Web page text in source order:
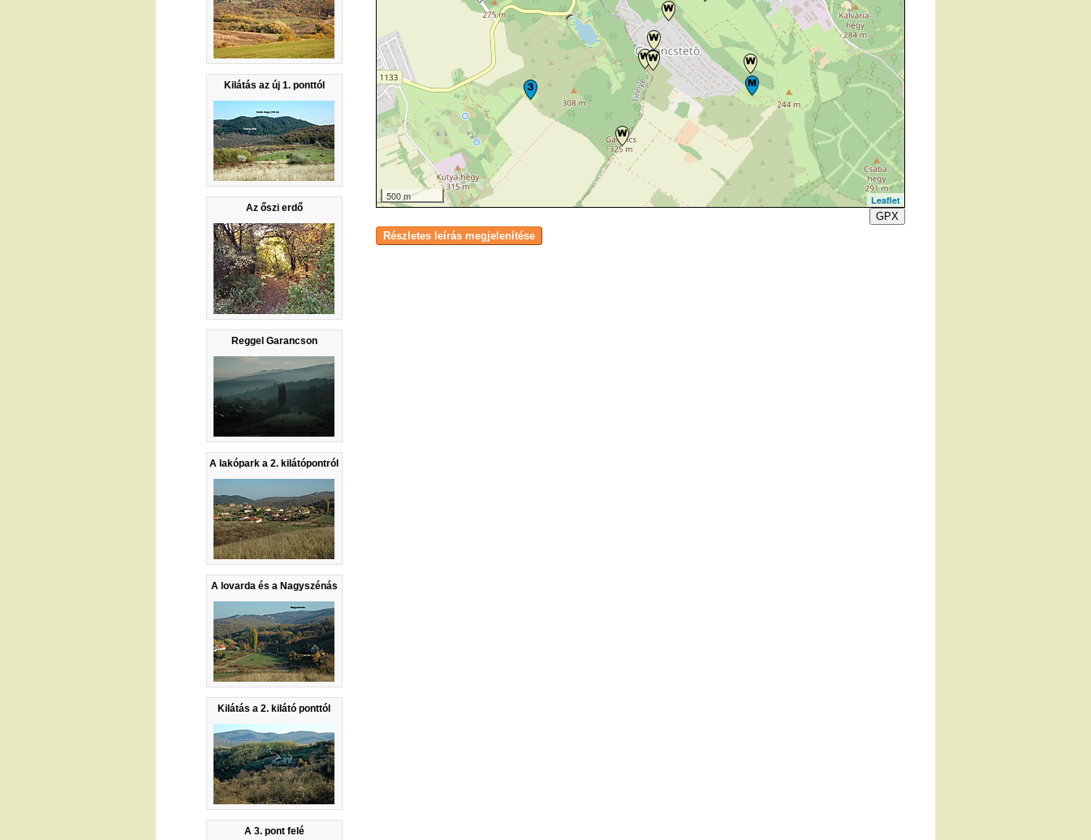
Kilátás az új 1. ponttól
Az őszi erdő
Reggel Garancson
A lakópark a 2. kilátópontról
A lovarda és a Nagyszénás
Kilátás a 2. kilátó ponttól
A 3. pont felé
500 m
Leaflet
GPX